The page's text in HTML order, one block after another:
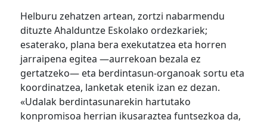
Helburu zehatzen artean, zortzi nabarmendu
dituzte Ahalduntze Eskolako ordezkariek;
esaterako, plana bera exekutatzea eta horren
jarraipena egitea —aurrekoan bezala ez
gertatzeko— eta berdintasun-organoak sortu eta
koordinatzea, lanketak etenik izan ez dezan.
«Udalak berdintasunarekin hartutako
konpromisoa herrian ikusaraztea funtsezkoa da,